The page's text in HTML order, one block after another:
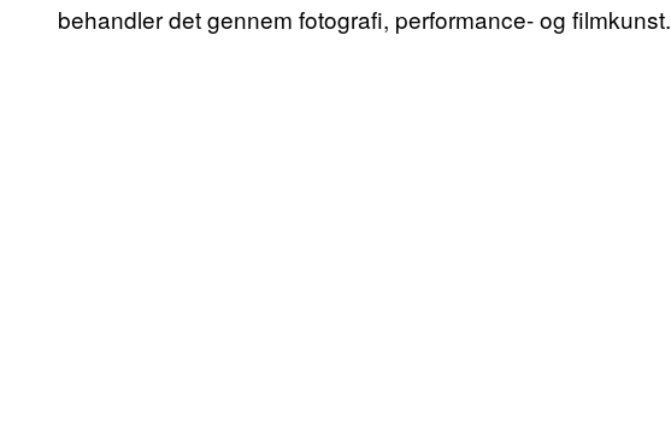
behandler det gennem fotografi, performance- og filmkunst.